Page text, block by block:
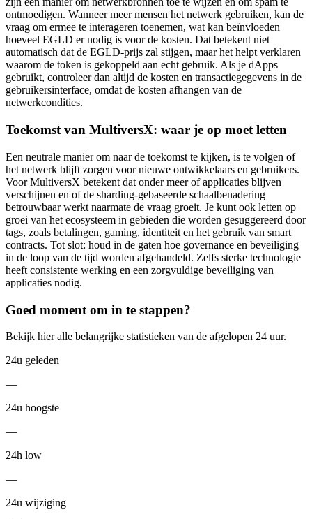
ontmoedigen. Wanneer meer mensen het netwerk gebruiken, kan de
vraag om ermee te interageren toenemen, wat kan beïnvloeden
hoeveel EGLD er nodig is voor de kosten. Dat betekent niet
automatisch dat de EGLD-prijs zal stijgen, maar het helpt verklaren
waarom de token is gekoppeld aan echt gebruik. Als je dApps
gebruikt, controleer dan altijd de kosten en transactiegegevens in de
gebruikersinterface, omdat de kosten afhangen van de
netwerkcondities.
Toekomst van MultiversX: waar je op moet letten
Een neutrale manier om naar de toekomst te kijken, is te volgen of
het netwerk blijft zorgen voor nieuwe ontwikkelaars en gebruikers.
Voor MultiversX betekent dat onder meer of applicaties blijven
verschijnen en of de sharding-gebaseerde schaalbenadering
betrouwbaar werkt naarmate de vraag groeit. Je kunt ook letten op
groei van het ecosysteem in gebieden die worden gesuggereerd door
tags, zoals betalingen, gaming, identiteit en het gebruik van smart
contracts. Tot slot: houd in de gaten hoe governance en beveiliging
in de loop van de tijd worden afgehandeld. Zelfs sterke technologie
heeft consistente werking en een zorgvuldige beveiliging van
applicaties nodig.
Goed moment om in te stappen?
Bekijk hier alle belangrijke statistieken van de afgelopen 24 uur.
24u geleden
—
24u hoogste
—
24h low
—
24u wijziging